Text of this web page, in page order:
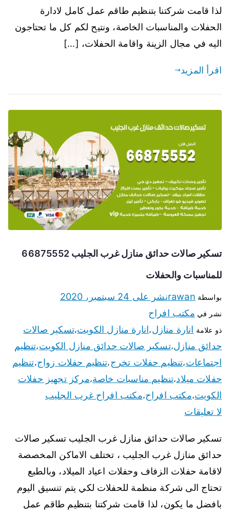
لذا قامت شركتنا بتنظيم طاقم عمل كامل لادارة
الحفلات والمناسبات الخاصة، ونتيح لكم كل ما تحتاجون
اليه في مجال الزينة واقامة الحفلات، […]
اقرأ المزيد
تسكير صالات حدائق منازل غرب الجليب 66875552
للمناسبات والحفلات
بواسطة rawanنشر على 24 سبتمبر، 2020
نشر في مكتب افراح
ذو علامة انارة منازل،انارة منازل الكويت،تسكير صالات
حدائق منازل،تسكير صالات حدائق منازل الكويت،تنظيم
اجتماعات،تنظيم حفلات تخرج،تنظيم حفلات زواج،تنظيم
حفلات ميلاد،تنظيم مناسبات خاصة،مركز تجهيز حفلات
الكويت،مكتب افراح،مكتب افراح غرب الجليب
لا تعليقات
تسكير صالات حدائق منازل غرب الجليب تسكير صالات
حدائق منازل غرب الجليب ، تختلف الاماكن المخصصة
لاقامة حفلات الزفاف وحفلات اعياد الميلاد، وبالطبع
تحتاج الى شركة منظمة للحفلات لكي يتم تنسيق اليوم
بافضل ما يكون، لذا قامت شركتنا بتنظيم طاقم عمل